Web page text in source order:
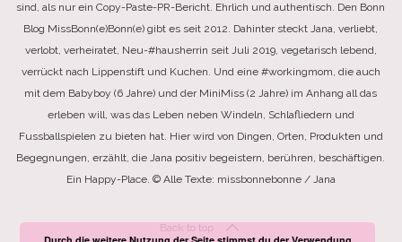
sind, als nur ein Copy-Paste-PR-Bericht. Ehrlich und authentisch. Den Bonn
Blog MissBonn(e)Bonn(e) gibt es seit 2012. Dahinter steckt Jana, verliebt,
verlobt, verheiratet, Neu-#hausherrin seit Juli 2019, vegetarisch lebend,
verrückt nach Lippenstift und Kuchen. Und eine #workingmom, die auch
mit dem Babyboy (6 Jahre) und der MiniMiss (2 Jahre) im Anhang all das
erleben will, was das Leben neben Windeln, Schlafliedern und
Fussballspielen zu bieten hat. Hier wird von Dingen, Orten, Produkten und
Begegnungen, erzählt, die Jana positiv begeistern, berühren, beschäftigen.
Ein Happy-Place. © Alle Texte: missbonnebonne / Jana
Back to top